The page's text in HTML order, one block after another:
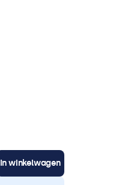
In winkelwagen